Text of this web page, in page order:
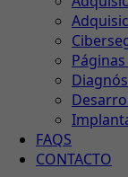
FAQS
CONTACTO